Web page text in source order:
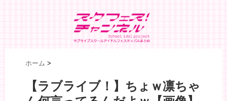
ホーム >
【ラブライブ！】ちょｗ凛ちゃ